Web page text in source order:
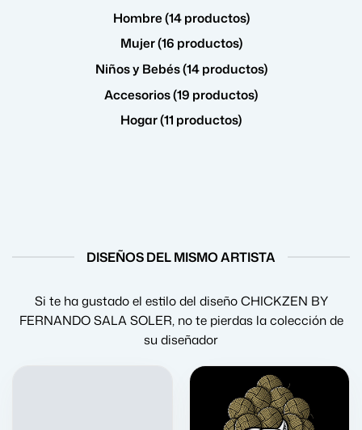
Hombre (14 productos)
Mujer (16 productos)
Niños y Bebés (14 productos)
Accesorios (19 productos)
Hogar (11 productos)
DISEÑOS DEL MISMO ARTISTA
Si te ha gustado el estilo del diseño CHICKZEN BY
FERNANDO SALA SOLER, no te pierdas la colección de
su diseñador